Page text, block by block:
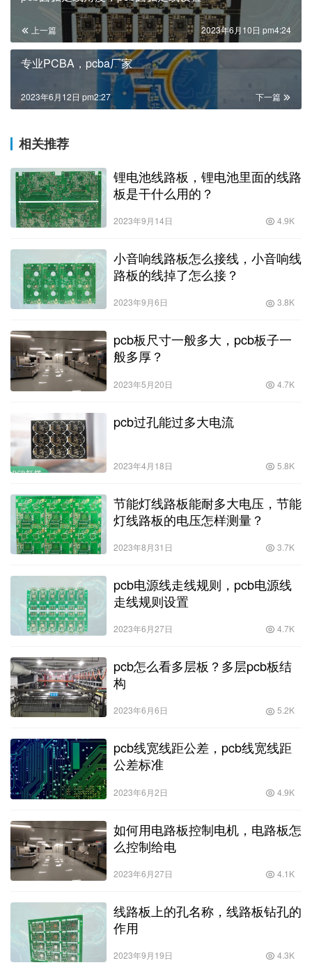
上一篇 2023年6月10日 pm4:24
专业PCBA，pcba厂家
下一篇
2023年6月12日 pm2:27
相关推荐
锂电池线路板，锂电池里面的线路
板是干什么用的？
2023年9月14日 4.9K
小音响线路板怎么接线，小音响线
路板的线掉了怎么接？
2023年9月6日 3.8K
pcb板尺寸一般多大，pcb板子一
般多厚？
2023年5月20日 4.7K
pcb过孔能过多大电流
2023年4月18日 5.8K
节能灯线路板能耐多大电压，节能
灯线路板的电压怎样测量？
2023年8月31日 3.7K
pcb电源线走线规则，pcb电源线
走线规则设置
2023年6月27日 4.7K
pcb怎么看多层板？多层pcb板结
构
2023年6月6日 5.2K
pcb线宽线距公差，pcb线宽线距
公差标准
2023年6月2日 4.9K
如何用电路板控制电机，电路板怎
么控制给电
2023年6月27日 4.1K
线路板上的孔名称，线路板钻孔的
作用
2023年9月19日 4.3K